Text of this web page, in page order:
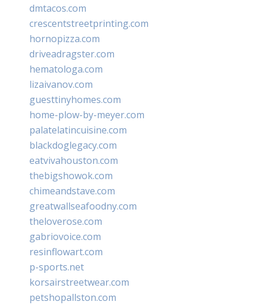
dmtacos.com
crescentstreetprinting.com
hornopizza.com
driveadragster.com
hematologa.com
lizaivanov.com
guesttinyhomes.com
home-plow-by-meyer.com
palatelatincuisine.com
blackdoglegacy.com
eatvivahouston.com
thebigshowok.com
chimeandstave.com
greatwallseafoodny.com
theloverose.com
gabriovoice.com
resinflowart.com
p-sports.net
korsairstreetwear.com
petshopallston.com